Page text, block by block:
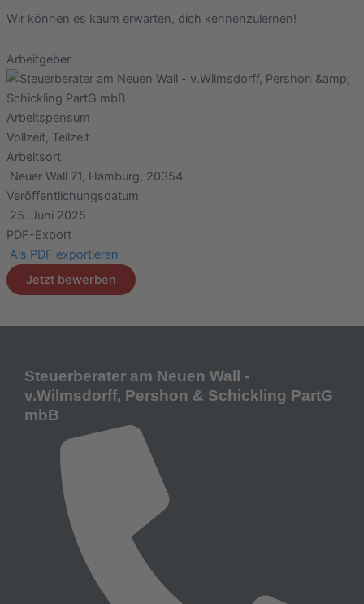
Wir können es kaum erwarten, dich kennenzulernen!
Arbeitgeber
Arbeitspensum
Vollzeit, Teilzeit
Arbeitsort
Neuer Wall 71, Hamburg, 20354
Veröffentlichungsdatum
25. Juni 2025
PDF-Export
Als PDF exportieren
Jetzt bewerben
Steuerberater am Neuen Wall -
v.Wilmsdorff, Pershon & Schickling PartG
mbB